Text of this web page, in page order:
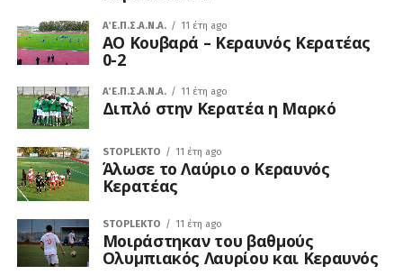
Α΄ Ε.Π.Σ.Α.Ν.Α. 11 έτη ago
ΑΟ Κουβαρά – Κεραυνός Κερατέας
0-2
Α΄ Ε.Π.Σ.Α.Ν.Α. 11 έτη ago
Διπλό στην Κερατέα η Μαρκό
STOPLEKTO 11 έτη ago
Άλωσε το Λαύριο ο Κεραυνός
Κερατέας
STOPLEKTO 11 έτη ago
Μοιράστηκαν του βαθμούς
Ολυμπιακός Λαυρίου και Κεραυνός